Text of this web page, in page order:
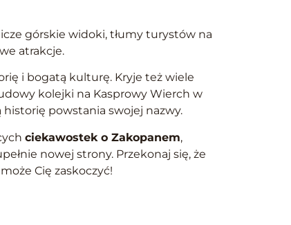
górskie widoki, tłumy turystów na
atrakcje.
i bogatą kulturę. Kryje też wiele
kolejki na Kasprowy Wierch w
historię powstania swojej nazwy.
ciekawostek o Zakopanem,
nowej strony. Przekonaj się, że
Cię zaskoczyć!